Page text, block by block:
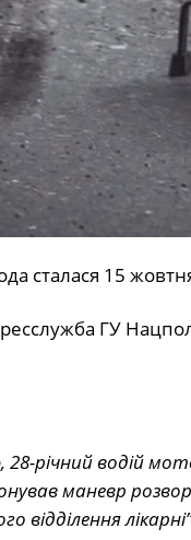
сталася 15
ГУ
річний водій
маневр
відділення